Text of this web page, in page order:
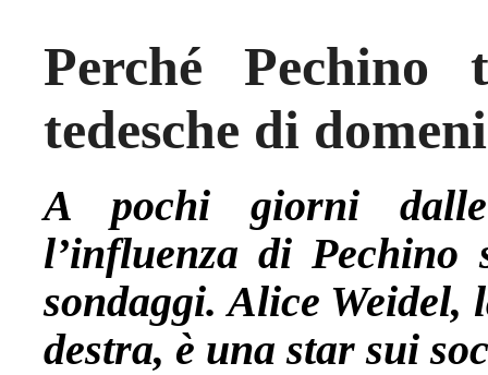
Perché
tedesche di
A pochi giorni dalle
l’influenza di Pechino
sondaggi. Alice Weidel,
destra, è una star sui